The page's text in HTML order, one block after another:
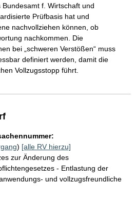
f. Wirtschaft und
Prüfbasis hat und
nachvollziehen können, ob
nachkommen. Die
bei „schweren Verstößen“ muss
definiert werden, damit die
Vollzugsstopp führt.
) [alle RV hierzu]
zur Änderung des
- Entlastung der
und vollzugsfreundliche